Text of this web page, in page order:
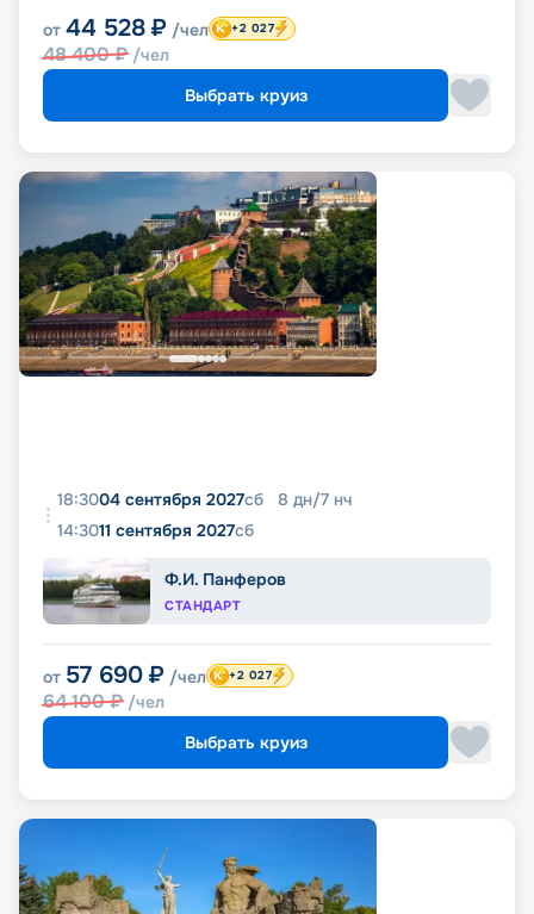
от 44 528 ₽ /чел
48 400₽ /чел
+2 027
Выбрать круиз
18:3004 сентября 2027сб 8 дн/7 нч
14:3011 сентября 2027сб
Ф.И. Панферов
СТАНДАРТ
от 57 690 ₽ /чел
64 100₽ /чел
+2 027
Выбрать круиз